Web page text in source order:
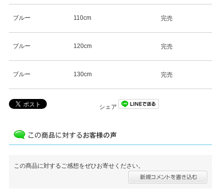
ブルー 110cm 完売
ブルー 120cm 完売
ブルー 130cm 完売
シェア
この商品に対するご感想をぜひお寄せください。